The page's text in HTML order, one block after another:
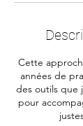
Cette
années de
des outils que
pour